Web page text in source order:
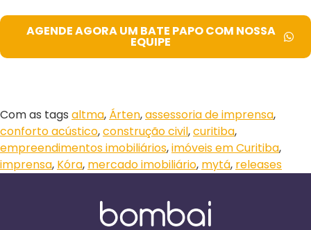
AGENDE AGORA UM BATE PAPO COM NOSSA
EQUIPE
Com as tags altma, Árten,assessoria de imprensa,
conforto acústico,construção civil,curitiba,
empreendimentos imobiliários,imóveis em Curitiba,
imprensa, Kóra, mercado imobiliário, mytá, releases